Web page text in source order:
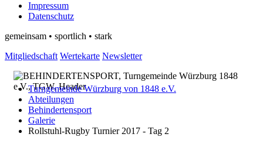
Impressum
Datenschutz
gemeinsam • sportlich • stark
Mitgliedschaft Wertekarte Newsletter
Turngemeinde Würzburg von 1848 e.V.
Abteilungen
Behindertensport
Galerie
Rollstuhl-Rugby Turnier 2017 - Tag 2